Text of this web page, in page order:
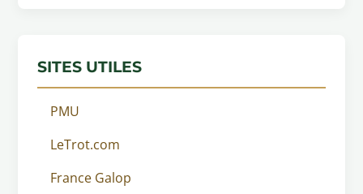
SITES UTILES
PMU
LeTrot.com
France Galop